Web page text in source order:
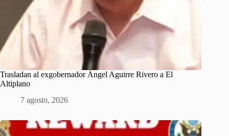
Trasladan al exgobernador Ángel Aguirre Rivero a El
Altiplano
7 agosto, 2026